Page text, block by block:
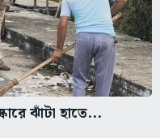
ঝাঁটা হাতে...